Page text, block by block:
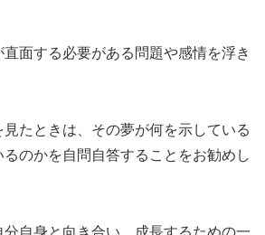
面する必要がある問題や感情を浮き
たときは、その夢が何を示している
のかを自問自答することをお勧めし
自身と向き合い、成長するための一